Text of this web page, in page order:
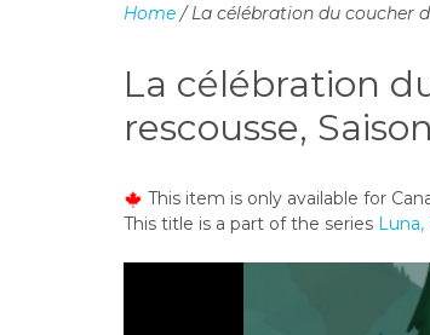
Home / La célébration du coucher
La célébration
rescousse,
This item is only available for
This title is a part of the series Luna,